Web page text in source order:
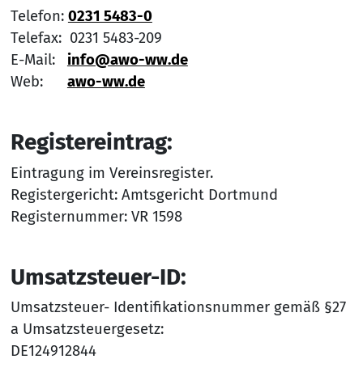
Telefon: 0231 5483-0
Telefax: 0231 5483-209
E-Mail: info@awo-ww.de
Web: awo-ww.de
Registereintrag:
Eintragung im Vereinsregister.
Registergericht: Amtsgericht Dortmund
Registernummer: VR 1598
Umsatzsteuer-ID:
Umsatzsteuer- Identifikationsnummer gemäß §27
a Umsatzsteuergesetz:
DE124912844